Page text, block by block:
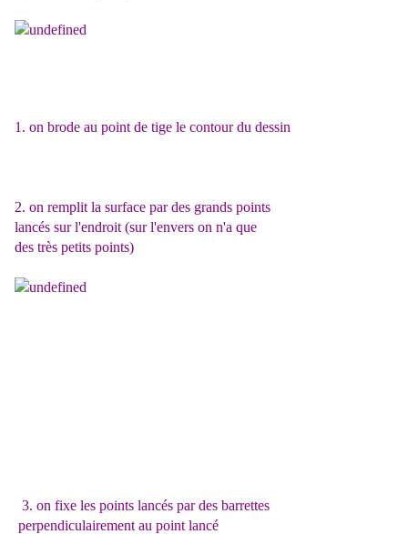
1. on brode au point de tige le contour du dessin
2. on remplit la surface par des grands points
lancés sur l'endroit (sur l'envers on n'a que
des très petits points)
3. on fixe les points lancés par des barrettes
perpendiculairement au point lancé